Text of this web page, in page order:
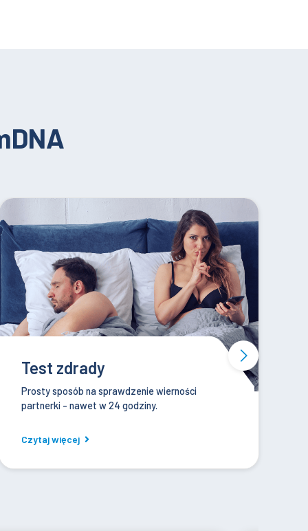
Test na raka jelita grubego
Pragniesz cieszyć się życiem jak najdłużej, ale
obawiasz się kolonoskopii? Wykonaj ColoAlert!
Czytaj więcej